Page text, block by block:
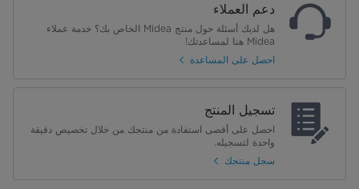
اقتصادي 40-60
برنامج مزج 40 درجة مئوية
دعم العملاء
هل لديك أسئلة حول منتج Midea الخاص بك؟ خدمة عملاء
Midea هنا لمساعدتك!
احصل على المساعدة
تسجيل المنتج
احصل على أقصى استفادة من منتجك من خلال تخصيص دقيقة
واحدة لتسجيله.
سجل منتجك